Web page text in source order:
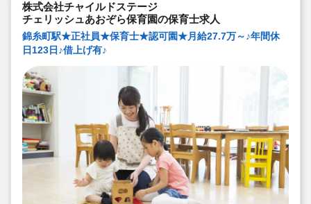
株式会社チャイルドステージ
チェリッシュあおぞら保育園の保育士求人
錦糸町駅★正社員★保育士★認可園★月給27.7万～♪年間休
日123日♪借上げ有♪